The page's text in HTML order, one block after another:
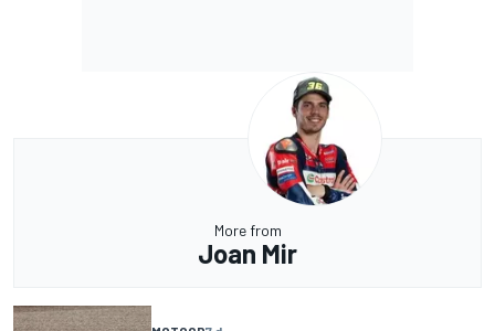
More from
Joan Mir